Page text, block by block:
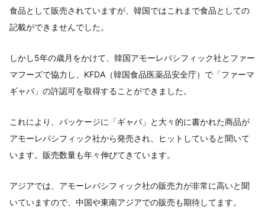
食品として販売されていますが、韓国ではこれまで食品としての
記載ができませんでした。
しかし5年の歳月をかけて、韓国アモーレパシフィック社とファー
マフーズで協力し、KFDA（韓国食品医薬品安全庁）で「ファーマ
ギャバ」の許認可を取得することができました。
これにより、パッケージに「ギャバ」と大々的に書かれた商品が
アモーレパシフィック社から発売され、ヒットしていると聞いて
います。販売数量も年々伸びてきています。
アジアでは、アモーレパシフィック社の販売力が非常に高いと聞
いていますので、中国や東南アジアでの販売も期待してます。